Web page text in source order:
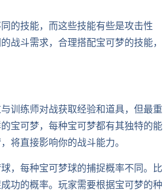
的技能，而这些技能有些是攻击性
战斗需求，合理搭配宝可梦的技能，
训练师对战获取经验和道具，但最重
宝可梦，每种宝可梦都有其独特的能
将直接影响你的战斗能力。
，每种宝可梦球的捕捉概率不同。比
功的概率。玩家需要根据宝可梦的种